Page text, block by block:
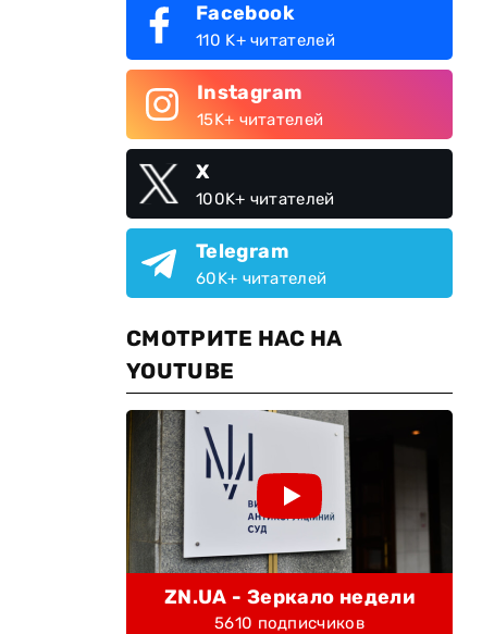
Facebook
110 K+ читателей
Instagram
15K+ читателей
X
100K+ читателей
Telegram
60K+ читателей
СМОТРИТЕ НАС НА
YOUTUBE
ZN.UA - Зеркало недели
5610 подписчиков